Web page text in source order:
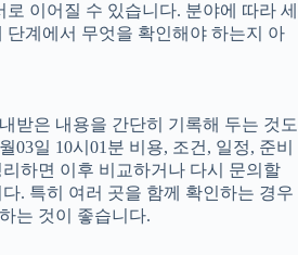
이어질 수 있습니다. 분야에 따라 세
단계에서 무엇을 확인해야 하는지 아
받은 내용을 간단히 기록해 두는 것도
03일 10시01분 비용, 조건, 일정, 준비
하면 이후 비교하거나 다시 문의할
. 특히 여러 곳을 함께 확인하는 경우
는 것이 좋습니다.